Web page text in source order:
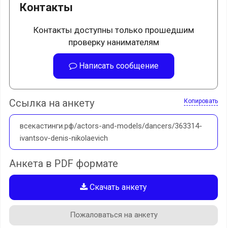
Контакты
Контакты доступны только прошедшим
проверку нанимателям
Написать сообщение
Ссылка на анкету Копировать
всекастинги.рф/actors-and-models/dancers/363314-
ivantsov-denis-nikolaevich
Анкета в PDF формате
Скачать анкету
Пожаловаться на анкету